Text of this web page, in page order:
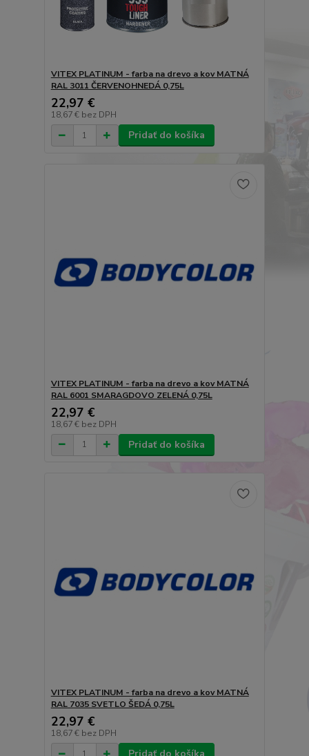
VITEX PLATINUM - farba na drevo a kov MATNÁ
RAL 3011 ČERVENOHNEDÁ 0,75L
22,97 €
18,67 € bez DPH
Pridať do košíka
VITEX PLATINUM - farba na drevo a kov MATNÁ
RAL 6001 SMARAGDOVO ZELENÁ 0,75L
22,97 €
18,67 € bez DPH
Pridať do košíka
VITEX PLATINUM - farba na drevo a kov MATNÁ
RAL 7035 SVETLO ŠEDÁ 0,75L
22,97 €
18,67 € bez DPH